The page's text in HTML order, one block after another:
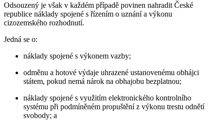
Odsouzený je však v každém případě povinen nahradit České
republice náklady spojené s řízením o uznání a výkonu
cizozemského rozhodnutí.
Jedná se o:
náklady spojené s výkonem vazby;
odměnu a hotové výdaje uhrazené ustanovenému obhájci
státem, pokud nemá nárok na obhajobu bezplatnou;
náklady spojené s využitím elektronického kontrolního
systému při podmíněném propuštění z výkonu trestu odnětí
svobody; a